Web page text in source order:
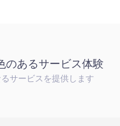
のあるサービス体験
サービスを提供します